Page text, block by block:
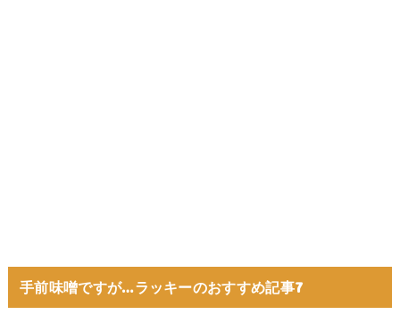
手前味噌ですが…ラッキーのおすすめ記事7